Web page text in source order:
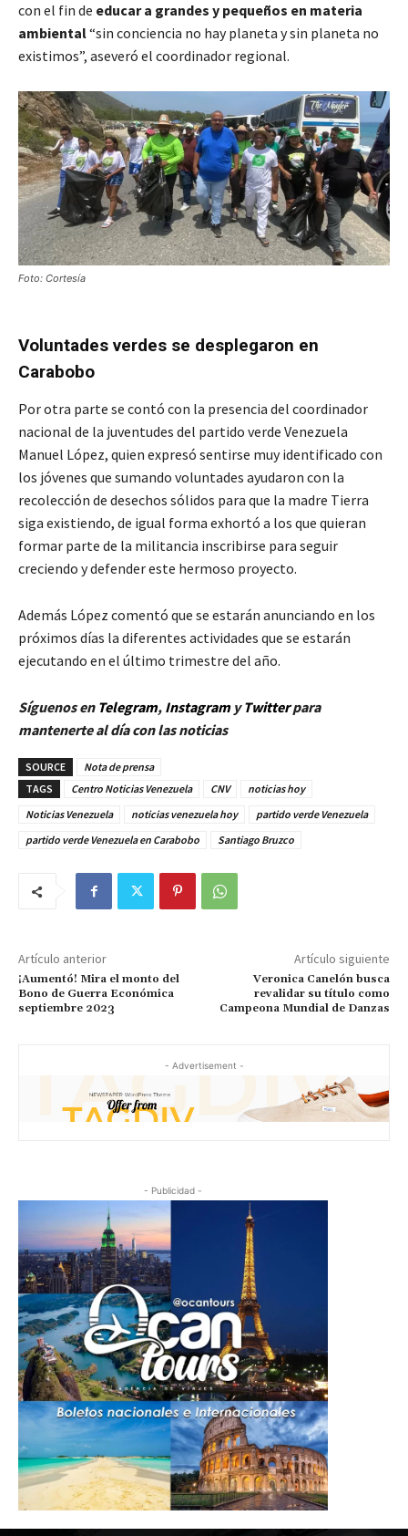
con el fin de educar a grandes y pequeños en materia
ambiental“sin conciencia no hay planeta y sin planeta no
existimos”, aseveró el coordinador regional.
Foto: Cortesía
Voluntades verdes se desplegaron en
Carabobo
Por otra parte se contó con la presencia del coordinador
nacional de la juventudes del partido verde Venezuela
Manuel López, quien expresó sentirse muy identificado con
los jóvenes que sumando voluntades ayudaron con la
recolección de desechos sólidos para que la madre Tierra
siga existiendo, de igual forma exhortó a los que quieran
formar parte de la militancia inscribirse para seguir
creciendo y defender este hermoso proyecto.
Además López comentó que se estarán anunciando en los
próximos días la diferentes actividades que se estarán
ejecutando en el último trimestre del año.
Síguenos en Telegram, InstagramyTwitterpara
mantenerte al día con las noticias
SOURCE
Nota de prensa
TAGS
Centro Noticias Venezuela CNV
noticias hoy
Noticias Venezuela
noticias venezuela hoy
partido verde Venezuela
partido verde Venezuela en Carabobo
Santiago Bruzco
Artículo anterior
¡Aumentó! Mira el monto del
Bono de Guerra Económica
septiembre 2023
Artículo siguiente
Veronica Canelón busca
revalidar su título como
Campeona Mundial de Danzas
- Advertisement -
- Publicidad -